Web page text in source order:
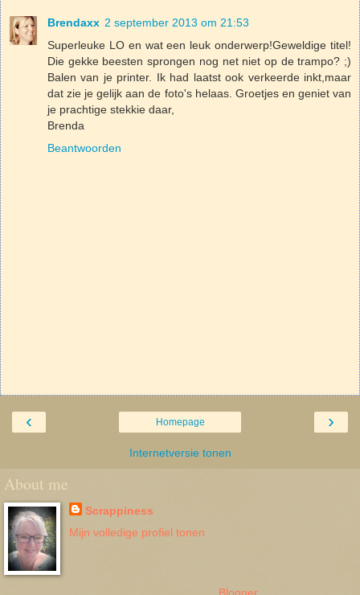
Brendaxx 2 september 2013 om 21:53
Superleuke LO en wat een leuk onderwerp!Geweldige titel!
Die gekke beesten sprongen nog net niet op de trampo? ;)
Balen van je printer. Ik had laatst ook verkeerde inkt,maar
dat zie je gelijk aan de foto's helaas. Groetjes en geniet van
je prachtige stekkie daar,
Brenda
Beantwoorden
‹ ›
Homepage
Internetversie tonen
About me
Scrappiness
Mijn volledige profiel tonen